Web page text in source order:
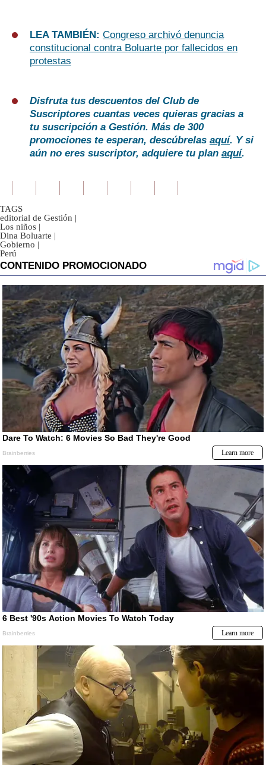
LEA TAMBIÉN: Congreso archivó denuncia
constitucional contra Boluarte por fallecidos en
protestas
Disfruta tus descuentos del Club de
Suscriptores cuantas veces quieras gracias a
tu suscripción a Gestión. Más de 300
promociones te esperan, descúbrelas aquí. Y si
aún no eres suscriptor, adquiere tu plan aquí.
TAGS
editorial de Gestión |
Los niños |
Dina Boluarte |
Gobierno |
Perú